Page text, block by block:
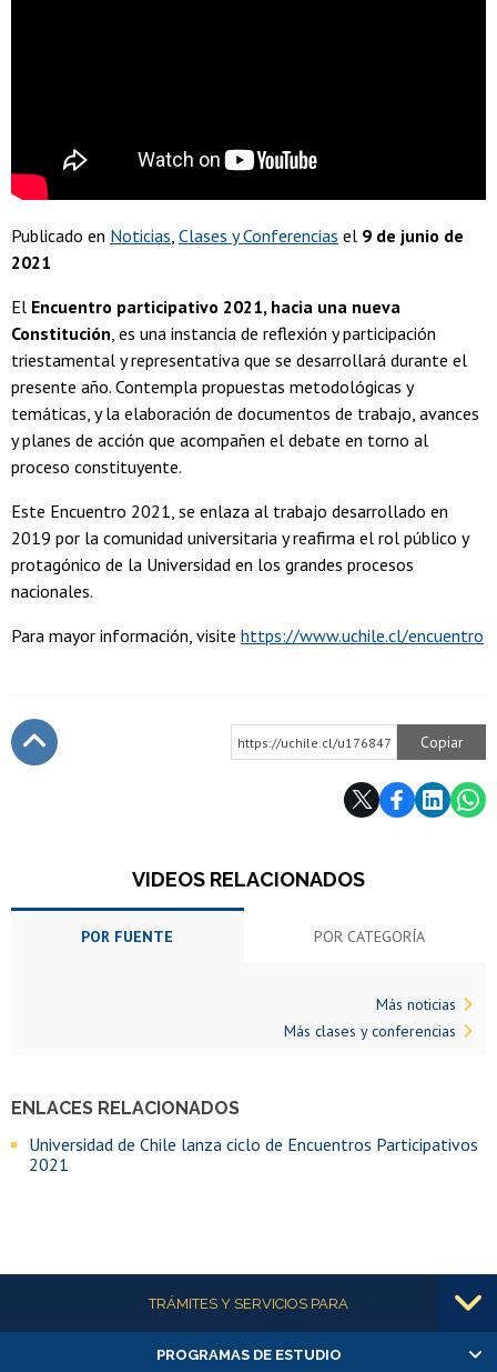
Publicado en Noticias Clases y Conferencias el 9 de junio de
2021
El Encuentro participativo 2021, hacia una nueva
Constitución , es una instancia de reflexión y participación
triestamental y representativa que se desarrollará durante el
presente año. Contempla propuestas metodológicas y
temáticas, y la elaboración de documentos de trabajo, avances
y planes de acción que acompañen el debate en torno al
proceso constituyente.
Este Encuentro 2021, se enlaza al trabajo desarrollado en
2019 por la comunidad universitaria y reafirma el rol público y
protagónico de la Universidad en los grandes procesos
nacionales.
Para mayor información, visite https://www.uchile.cl/encuentro
https://uchile.cl/u176847 Copiar
VIDEOS RELACIONADOS
POR FUENTE POR CATEGORÍA
Más noticias
Más clases y conferencias
ENLACES RELACIONADOS
Universidad de Chile lanza ciclo de Encuentros Participativos
2021
Más informaciónTRÁMITES Y SERVICIOS PARA
Alumnas/os y exalumnas/os
PROGRAMAS DE ESTUDIO